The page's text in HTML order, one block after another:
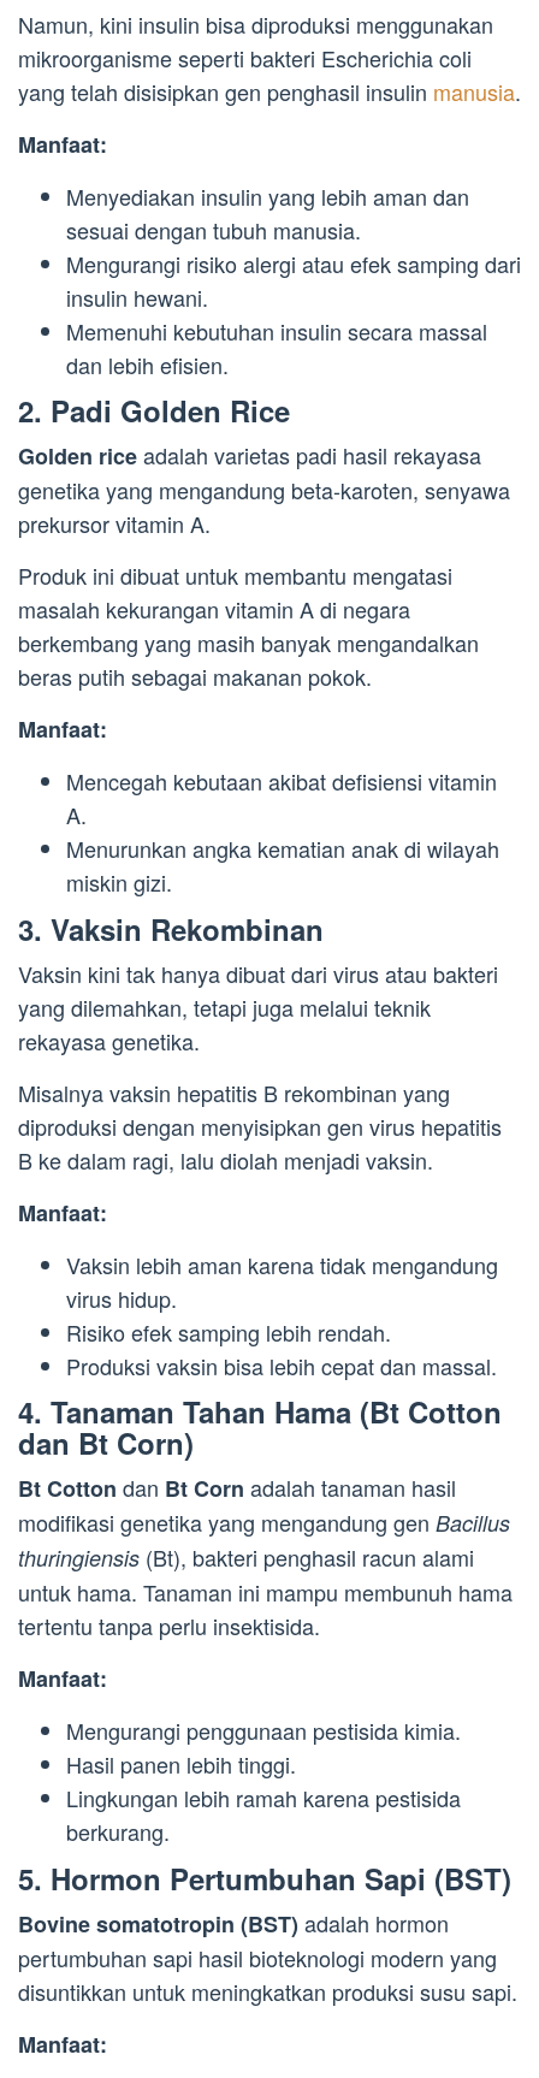
Namun, kini insulin bisa diproduksi menggunakan
mikroorganisme seperti bakteri Escherichia coli
yang telah disisipkan gen penghasil insulin manusia.
Manfaat:
Menyediakan insulin yang lebih aman dan
sesuai dengan tubuh manusia.
Mengurangi risiko alergi atau efek samping dari
insulin hewani.
Memenuhi kebutuhan insulin secara massal
dan lebih efisien.
2. Padi Golden Rice
Golden riceadalah varietas padi hasil rekayasa
genetika yang mengandung beta-karoten, senyawa
prekursor vitamin A.
Produk ini dibuat untuk membantu mengatasi
masalah kekurangan vitamin A di negara
berkembang yang masih banyak mengandalkan
beras putih sebagai makanan pokok.
Manfaat:
Mencegah kebutaan akibat defisiensi vitamin
A.
Menurunkan angka kematian anak di wilayah
miskin gizi.
3. Vaksin Rekombinan
Vaksin kini tak hanya dibuat dari virus atau bakteri
yang dilemahkan, tetapi juga melalui teknik
rekayasa genetika.
Misalnya vaksin hepatitis B rekombinan yang
diproduksi dengan menyisipkan gen virus hepatitis
B ke dalam ragi, lalu diolah menjadi vaksin.
Manfaat:
Vaksin lebih aman karena tidak mengandung
virus hidup.
Risiko efek samping lebih rendah.
Produksi vaksin bisa lebih cepat dan massal.
4. Tanaman Tahan Hama (Bt Cotton
dan Bt Corn)
Bt Cotton dan Bt Corn adalah tanaman hasil
modifikasi genetika yang mengandung gen Bacillus
thuringiensis (Bt), bakteri penghasil racun alami
untuk hama. Tanaman ini mampu membunuh hama
tertentu tanpa perlu insektisida.
Manfaat:
Mengurangi penggunaan pestisida kimia.
Hasil panen lebih tinggi.
Lingkungan lebih ramah karena pestisida
berkurang.
5. Hormon Pertumbuhan Sapi (BST)
Bovine somatotropin (BST) adalah hormon
pertumbuhan sapi hasil bioteknologi modern yang
disuntikkan untuk meningkatkan produksi susu sapi.
Manfaat: